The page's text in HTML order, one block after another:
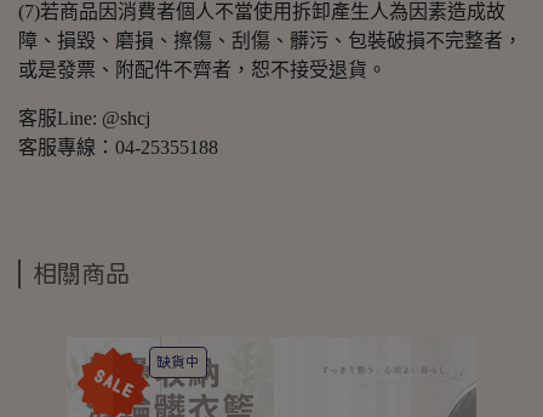
(7)若商品因消費者個人不當使用拆卸產生人為因素造成故
障、損毀、磨損、擦傷、刮傷、髒污、包裝破損不完整者，
或是發票、附配件不齊者，恕不接受退貨。
客服Line: @shcj
客服專線：04-25355188
相關商品
缺貨中